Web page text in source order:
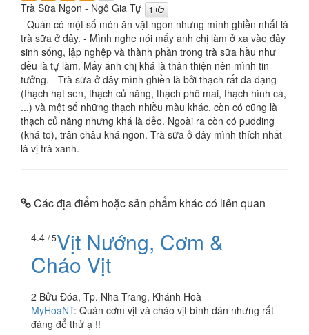
Trà Sữa Ngon - Ngô Gia Tự 1
- Quán có một số món ăn vặt ngon nhưng mình ghiền nhất là
trà sữa ở đây. - Mình nghe nói mấy anh chị làm ở xa vào đây
sinh sống, lập nghệp và thành phần trong trà sữa hầu như
đều là tự làm. Mấy anh chị khá là thân thiện nên mình tin
tưởng. - Trà sữa ở đây mình ghiền là bởi thạch rất đa dạng
(thạch hạt sen, thạch củ năng, thạch phô mai, thạch hình cá,
...) và một số những thạch nhiều màu khác, còn có cũng là
thạch củ năng nhưng khá là dẻo. Ngoài ra còn có pudding
(khá to), trân châu khá ngon. Trà sữa ở đây mình thích nhất
là vị trà xanh.
Các địa điểm hoặc sản phẩm khác có liên quan
4.4 / 5Vịt Nướng, Cơm &
Cháo Vịt
2 Bửu Đóa, Tp. Nha Trang, Khánh Hoà
MyHoaNT: Quán cơm vịt và cháo vịt bình dân nhưng rất
đáng để thử ạ !!